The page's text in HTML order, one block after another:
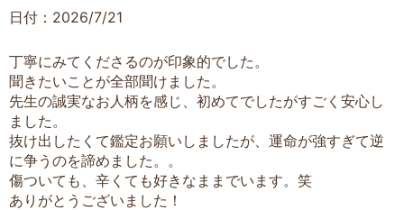
日付：2026/7/21
丁寧にみてくださるのが印象的でした。
聞きたいことが全部聞けました。
先生の誠実なお人柄を感じ、初めてでしたがすごく安心し
ました。
抜け出したくて鑑定お願いしましたが、運命が強すぎて逆
に争うのを諦めました。。
傷ついても、辛くても好きなままでいます。笑
ありがとうございました！